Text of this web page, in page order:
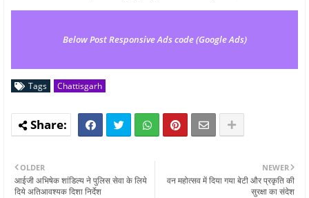
Below Post Responsive Ads code (Google Ads)
Tags Chattisgarh
NEWER
वन महोत्सव में दिया गया बेटी और प्रकृति की
सुरक्षा का संदेश
OLDER
आईजी अभिषेक शांडिल्य ने पुलिस सेवा के लिये
दिये अतिआवश्यक दिशा निर्देश